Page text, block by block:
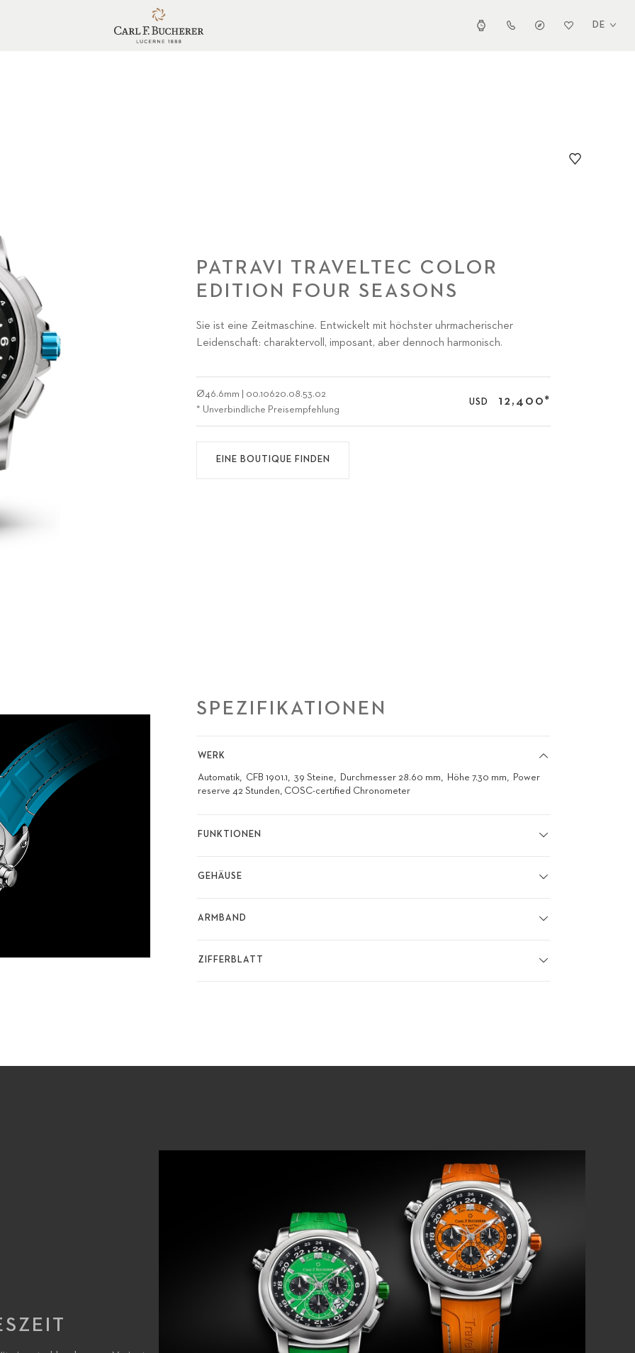
DE
PATRAVI TRAVELTEC COLOR
EDITION FOUR SEASONS
Sie ist eine Zeitmaschine. Entwickelt mit höchster uhrmacherischer
Leidenschaft: charaktervoll, imposant, aber dennoch harmonisch.
Ø46.6mm
00.10620.08.53.02
* Unverbindliche Preisempfehlung
USD 12,400*
EINE BOUTIQUE FINDEN
SPEZIFIKATIONEN
WERK
Automatik CFB 1901.1 39 Steine Durchmesser 28.60 mm Höhe 7.30 mm
Power
reserve 42 Stunden, COSC-certified Chronometer
FUNKTIONEN
GEHÄUSE
ARMBAND
ZIFFERBLATT